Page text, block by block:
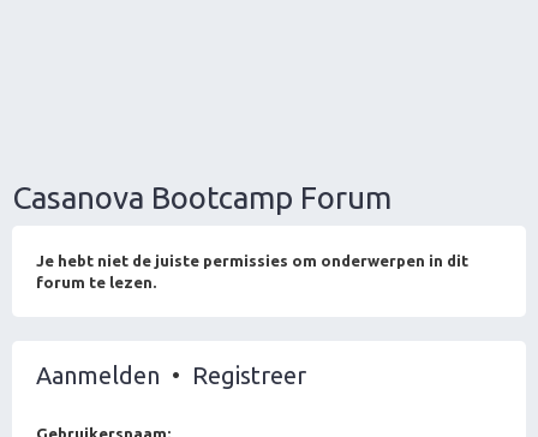
Casanova Bootcamp Forum
Je hebt niet de juiste permissies om onderwerpen in dit
forum te lezen.
Aanmelden • Registreer
Gebruikersnaam: